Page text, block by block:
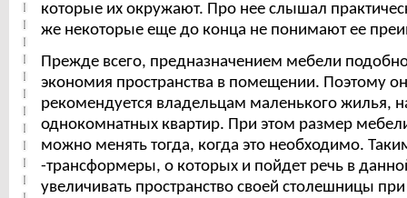
которые их окружают. Про нее слышал
же некоторые еще до конца не понимают ее
Прежде всего, предназначением мебели
экономия пространства в помещении. Поэтому
рекомендуется владельцам маленького жилья,
однокомнатных квартир. При этом размер
можно менять тогда, когда это необходимо.
-трансформеры, о которых и пойдет речь в
увеличивать пространство своей столешницы